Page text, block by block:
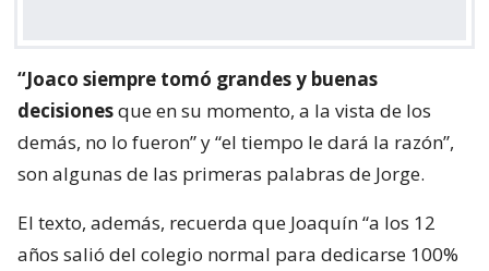
“Joaco siempre tomó grandes y buenas
decisionesque en su momento, a la vista de los
demás, no lo fueron” y “el tiempo le dará la razón”,
son algunas de las primeras palabras de Jorge.
El texto, además, recuerda que Joaquín “a los 12
años salió del colegio normal para dedicarse 100%